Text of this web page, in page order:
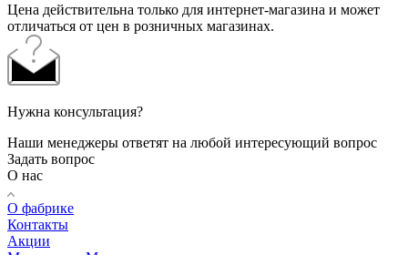
Цена действительна только для интернет-магазина и может
отличаться от цен в розничных магазинах.
Нужна консультация?
Наши менеджеры ответят на любой интересующий вопрос
Задать вопрос
О нас
О фабрике
Контакты
Акции